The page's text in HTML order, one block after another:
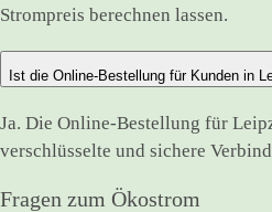
Strompreis berechnen lassen.
Ist die Online-Bestellung für Kunden in
Ja. Die Online-Bestellung für
verschlüsselte und sichere
Fragen zum Ökostrom